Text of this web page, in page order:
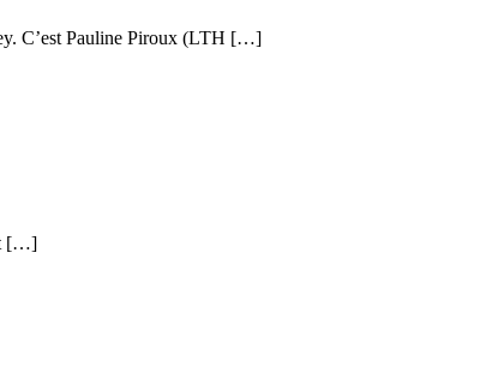
C’est Pauline Piroux (LTH […]
[…]